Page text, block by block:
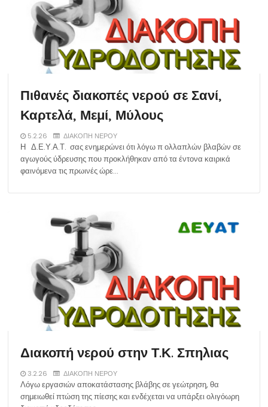
Πιθανές διακοπές νερού σε Σανί,
Καρτελά, Μεμί, Μύλους
5.2.26 ΔΙΑΚΟΠΗ ΝΕΡΟΥ
Η Δ.Ε.Υ.Α.Τ. σας ενημερώνει ότι λόγω π ολλαπλών βλαβών σε
αγωγούς ύδρευσης που προκλήθηκαν από τα έντονα καιρικά
φαινόμενα τις πρωινές ώρε…
Διακοπή νερού στην Τ.Κ. Σπηλιας
3.2.26 ΔΙΑΚΟΠΗ ΝΕΡΟΥ
Λόγω εργασιών αποκατάστασης βλάβης σε γεώτρηση, θα
σημειωθεί πτώση της πίεσης και ενδέχεται να υπάρξει ολιγόωρη